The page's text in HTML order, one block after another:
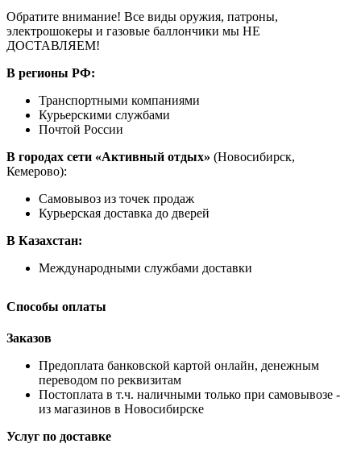
Обратите внимание! Все виды оружия, патроны,
электрошокеры и газовые баллончики мы НЕ
ДОСТАВЛЯЕМ!
В регионы РФ:
Транспортными компаниями
Курьерскими службами
Почтой России
В городах сети «Активный отдых» (Новосибирск,
Кемерово):
Самовывоз из точек продаж
Курьерская доставка до дверей
В Казахстан:
Международными службами доставки
Способы оплаты
Заказов
Предоплата банковской картой онлайн, денежным
переводом по реквизитам
Постоплата в т.ч. наличными только при самовывозе -
из магазинов в Новосибирске
Услуг по доставке